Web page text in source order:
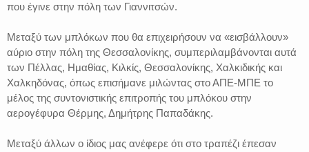
που έγινε στην πόλη των Γιαννιτσών.
Μεταξύ των μπλόκων που θα επιχειρήσουν να «εισβάλλουν»
αύριο στην πόλη της Θεσσαλονίκης, συμπεριλαμβάνονται αυτά
των Πέλλας, Ημαθίας, Κιλκίς, Θεσσαλονίκης, Χαλκιδικής και
Χαλκηδόνας, όπως επισήμανε μιλώντας στο ΑΠΕ-ΜΠΕ το
μέλος της συντονιστικής επιτροπής του μπλόκου στην
αερογέφυρα Θέρμης, Δημήτρης Παπαδάκης.
Μεταξύ άλλων ο ίδιος μας ανέφερε ότι στο τραπέζι έπεσαν